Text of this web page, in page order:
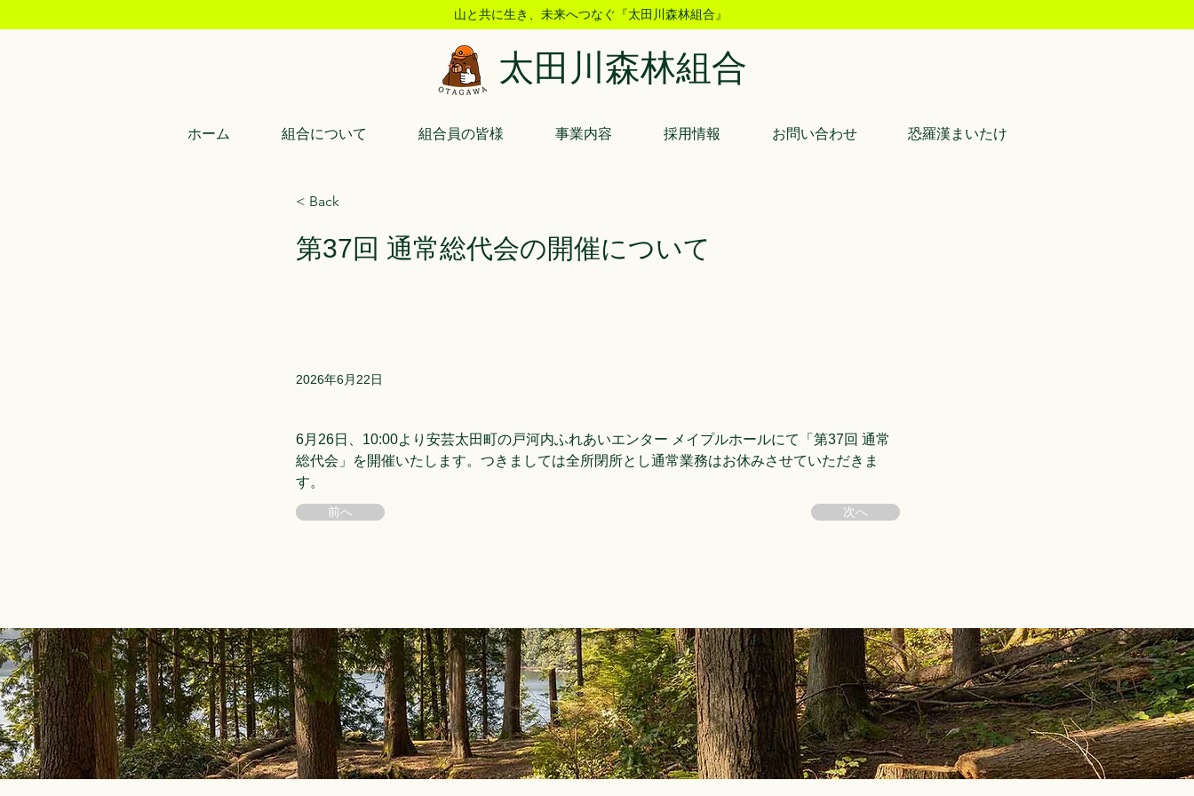
山と共に生き、未来へつなぐ『太田川森林組合』
太田川森林組合
ホーム 組合について 組合員の皆様 事業内容 採用情報 お問い合わせ 恐羅漢まいたけ
< Back
第37回 通常総代会の開催について
2026年6月22日
6月26日、10:00より安芸太田町の戸河内ふれあいエンター メイプルホールにて「第37回 通常
総代会」を開催いたします。つきましては全所閉所とし通常業務はお休みさせていただきま
す。
前へ 次へ